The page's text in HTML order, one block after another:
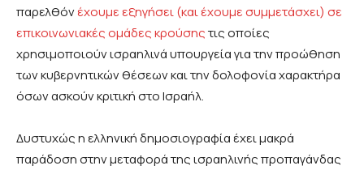
παρελθόνέχουμε εξηγήσει (και έχουμε συμμετάσχει) σε
επικοινωνιακές ομάδες κρούσηςτις οποίες
χρησιμοποιούν ισραηλινά υπουργεία για την προώθηση
των κυβερνητικών θέσεων και την δολοφονία χαρακτήρα
όσων ασκούν κριτική στο Ισραήλ.
Δυστυχώς η ελληνική δημοσιογραφία έχει μακρά
παράδοση στην μεταφορά της ισραηλινής προπαγάνδας